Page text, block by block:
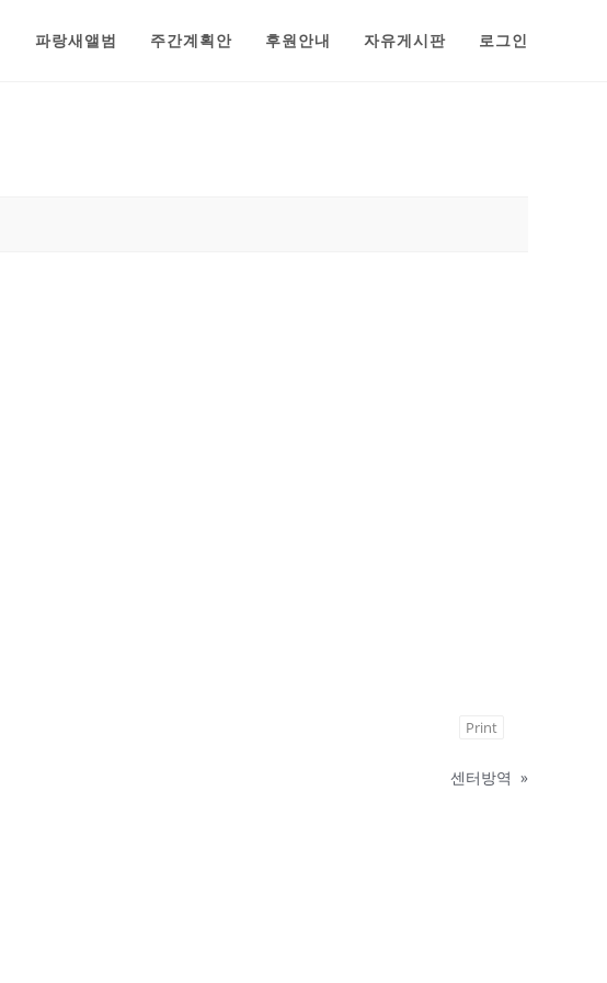
파랑새앨범 주간계획안 후원안내 자유게시판 로그인
Print
센터방역 »